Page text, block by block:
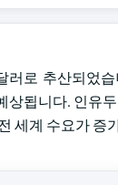
로 추산되었
상됩니다. 인유
세계 수요가 증